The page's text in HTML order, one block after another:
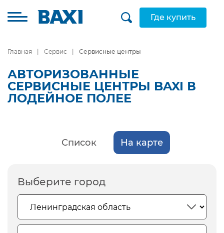
Где купить
Главная Сервис Сервисные центры
АВТОРИЗОВАННЫЕ
СЕРВИСНЫЕ ЦЕНТРЫ BAXI В
ЛОДЕЙНОЕ ПОЛЕЕ
Список На карте
Выберите город